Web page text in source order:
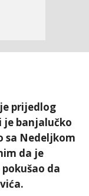
prijedlog
je banjalučko
sa Nedeljkom
da je
da